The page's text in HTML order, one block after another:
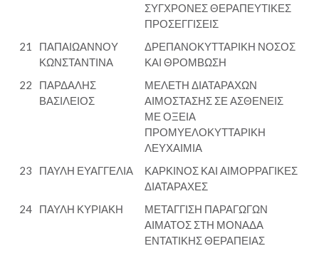
ΣΥΓΧΡΟΝΕΣ ΘΕΡΑΠΕΥΤΙΚΕΣ
ΠΡΟΣΕΓΓΙΣΕΙΣ
21
ΠΑΠΑΙΩΑΝΝΟΥ
ΚΩΝΣΤΑΝΤΙΝΑ
ΔΡΕΠΑΝΟΚΥΤΤΑΡΙΚΗ ΝΟΣΟΣ
ΚΑΙ ΘΡΟΜΒΩΣΗ
22
ΠΑΡΔΑΛΗΣ
ΒΑΣΙΛΕΙΟΣ
ΜΕΛΕΤΗ ΔΙΑΤΑΡΑΧΩΝ
ΑΙΜΟΣΤΑΣΗΣ ΣΕ ΑΣΘΕΝΕΙΣ
ΜΕ ΟΞΕΙΑ
ΠΡΟΜΥΕΛΟΚΥΤΤΑΡΙΚΗ
ΛΕΥΧΑΙΜΙΑ
23
ΠΑΥΛΗ ΕΥΑΓΓΕΛΙΑ
ΚΑΡΚΙΝΟΣ ΚΑΙ ΑΙΜΟΡΡΑΓΙΚΕΣ
ΔΙΑΤΑΡΑΧΕΣ
24
ΠΑΥΛΗ ΚΥΡΙΑΚΗ
ΜΕΤΑΓΓΙΣΗ ΠΑΡΑΓΩΓΩΝ
ΑΙΜΑΤΟΣ ΣΤΗ ΜΟΝΑΔΑ
ΕΝΤΑΤΙΚΗΣ ΘΕΡΑΠΕΙΑΣ